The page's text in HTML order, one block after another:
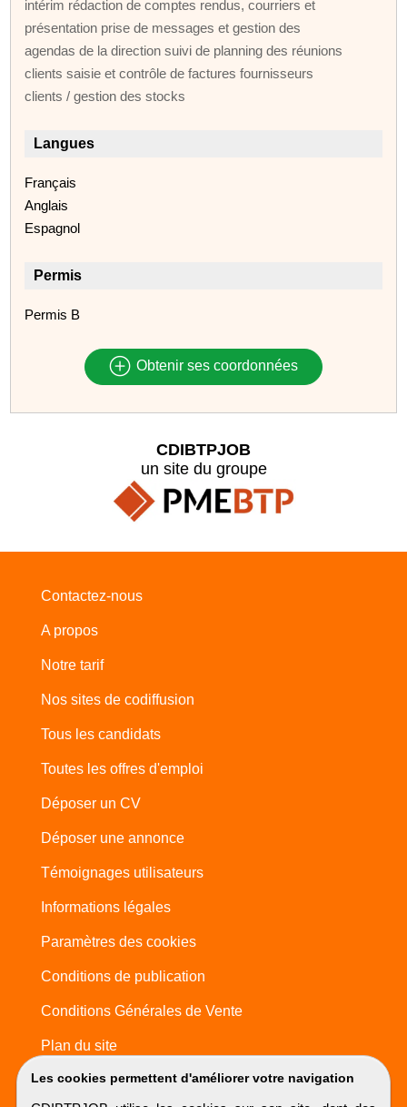
intérim rédaction de comptes rendus, courriers et
présentation prise de messages et gestion des
agendas de la direction suivi de planning des réunions
clients saisie et contrôle de factures fournisseurs
clients / gestion des stocks
Langues
Français
Anglais
Espagnol
Permis
Permis B
Obtenir ses coordonnées
Les cookies permettent d'améliorer votre navigation
CDIBTPJOB
un site du groupe
Contactez-nous
A propos
Notre tarif
Nos sites de codiffusion
Tous les candidats
Toutes les offres d'emploi
Déposer un CV
Déposer une annonce
Témoignages utilisateurs
Informations légales
Paramètres des cookies
Conditions de publication
Conditions Générales de Vente
Plan du site